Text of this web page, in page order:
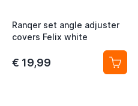
Ranqer set angle adjuster
covers Felix white
€ 19,99